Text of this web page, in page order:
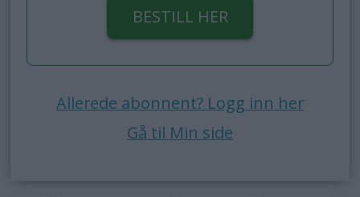
BESTILL HER
Allerede abonnent? Logg inn her
Gå til Min side